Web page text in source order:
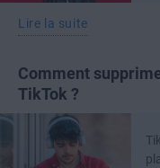
Lire la suite
Comment
TikTok ?